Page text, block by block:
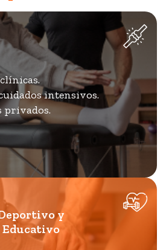
intensivos.
privados.
y
Educativo